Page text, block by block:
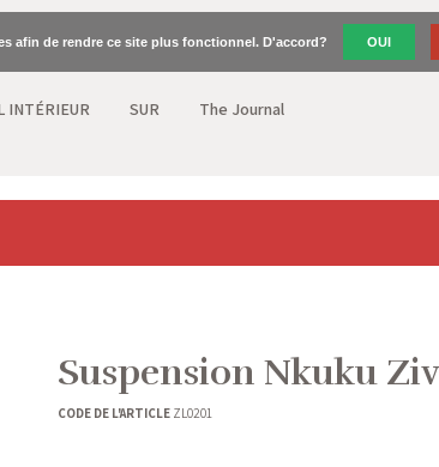
INTÉRIEUR SUR The Journal
Suspension Nkuku
CODE DE L'ARTICLEZL0201
afin de rendre ce site plus fonctionnel. D'accord? OUI